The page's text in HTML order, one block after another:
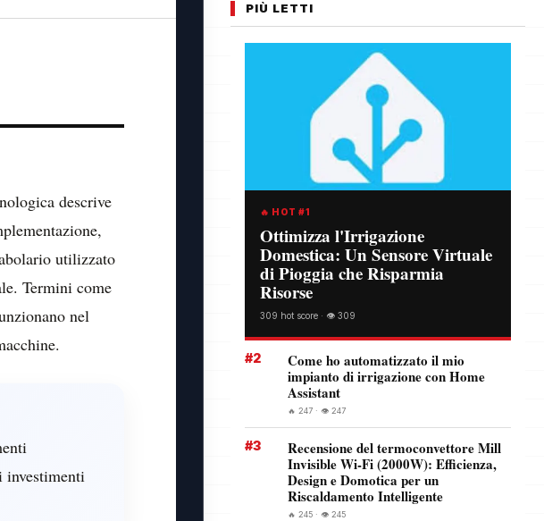
descrive
utilizzato
Termini come
nel
investimenti
PIÙ LETTI
🔥 HOT #1
Ottimizza l'Irrigazione
Domestica: Un Sensore Virtuale
di Pioggia che Risparmia
Risorse
309 hot score · 👁️ 309
#2
Come ho automatizzato il mio
impianto di irrigazione con Home
Assistant
🔥 247 · 👁️ 247
#3
Recensione del termoconvettore Mill
Invisible Wi-Fi (2000W): Efficienza,
Design e Domotica per un
Riscaldamento Intelligente
🔥 245 · 👁️ 245